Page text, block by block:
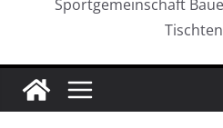
Sportgemeinschaft